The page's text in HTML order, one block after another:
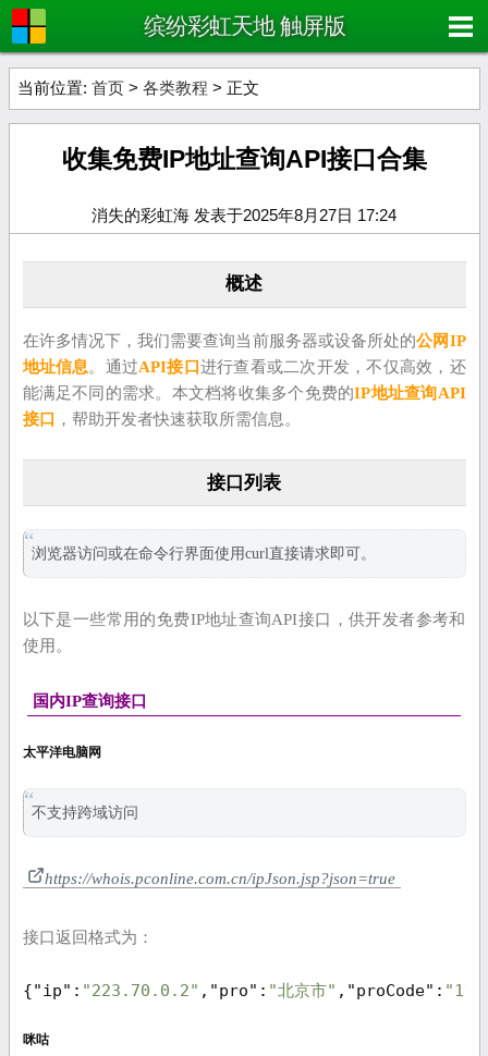
缤纷彩虹天地 触屏版
当前位置: 首页 > 各类教程 > 正文
收集免费IP地址查询API接口合集
消失的彩虹海 发表于2025年8月27日 17:24
概述
在许多情况下，我们需要查询当前服务器或设备所处的公网IP
地址信息。通过API接口进行查看或二次开发，不仅高效，还
能满足不同的需求。本文档将收集多个免费的IP地址查询API
接口
，帮助开发者快速获取所需信息。
接口列表
浏览器访问或在命令行界面使用curl直接请求即可。
以下是一些常用的免费IP地址查询API接口，供开发者参考和
使用。
国内IP查询接口
太平洋电脑网
不支持跨域访问
https://whois.pconline.com.cn/ipJson.jsp?json=true
接口返回格式为：
{"ip" : "223.70.0.2" , "pro" : "北京市" , "proCode" :
咪咕